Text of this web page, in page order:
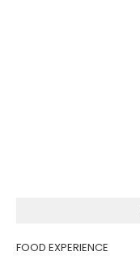
FOOD EXPERIENCE